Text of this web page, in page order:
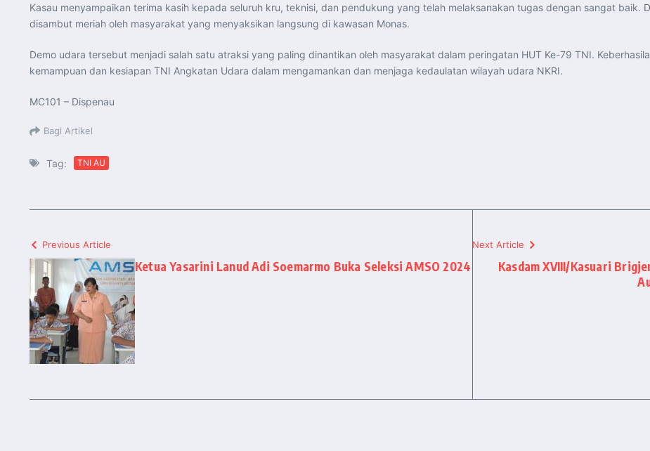
Kasau menyampaikan terima kasih kepada seluruh kru, teknisi, dan pendukung yang telah melaksanakan tugas dengan sangat baik.
disambut meriah oleh masyarakat yang menyaksikan langsung di kawasan Monas.
Demo udara tersebut menjadi salah satu atraksi yang paling dinantikan oleh masyarakat dalam peringatan HUT Ke-79 TNI.
kemampuan dan kesiapan TNI Angkatan Udara dalam mengamankan dan menjaga kedaulatan wilayah udara NKRI.
MC101 – Dispenau
Bagi Artikel
Tag: TNI AU
Previous Article
Ketua Yasarini Lanud Adi Soemarmo Buka Seleksi AMSO 2024
Next Article
Kasdam XVIII/Kasuari